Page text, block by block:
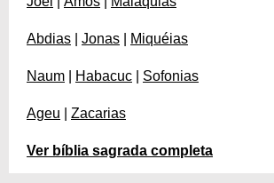
Abdias Jonas Miquéias
Naum Habacuc Sofonias
Ageu Zacarias
Ver bíblia sagrada completa